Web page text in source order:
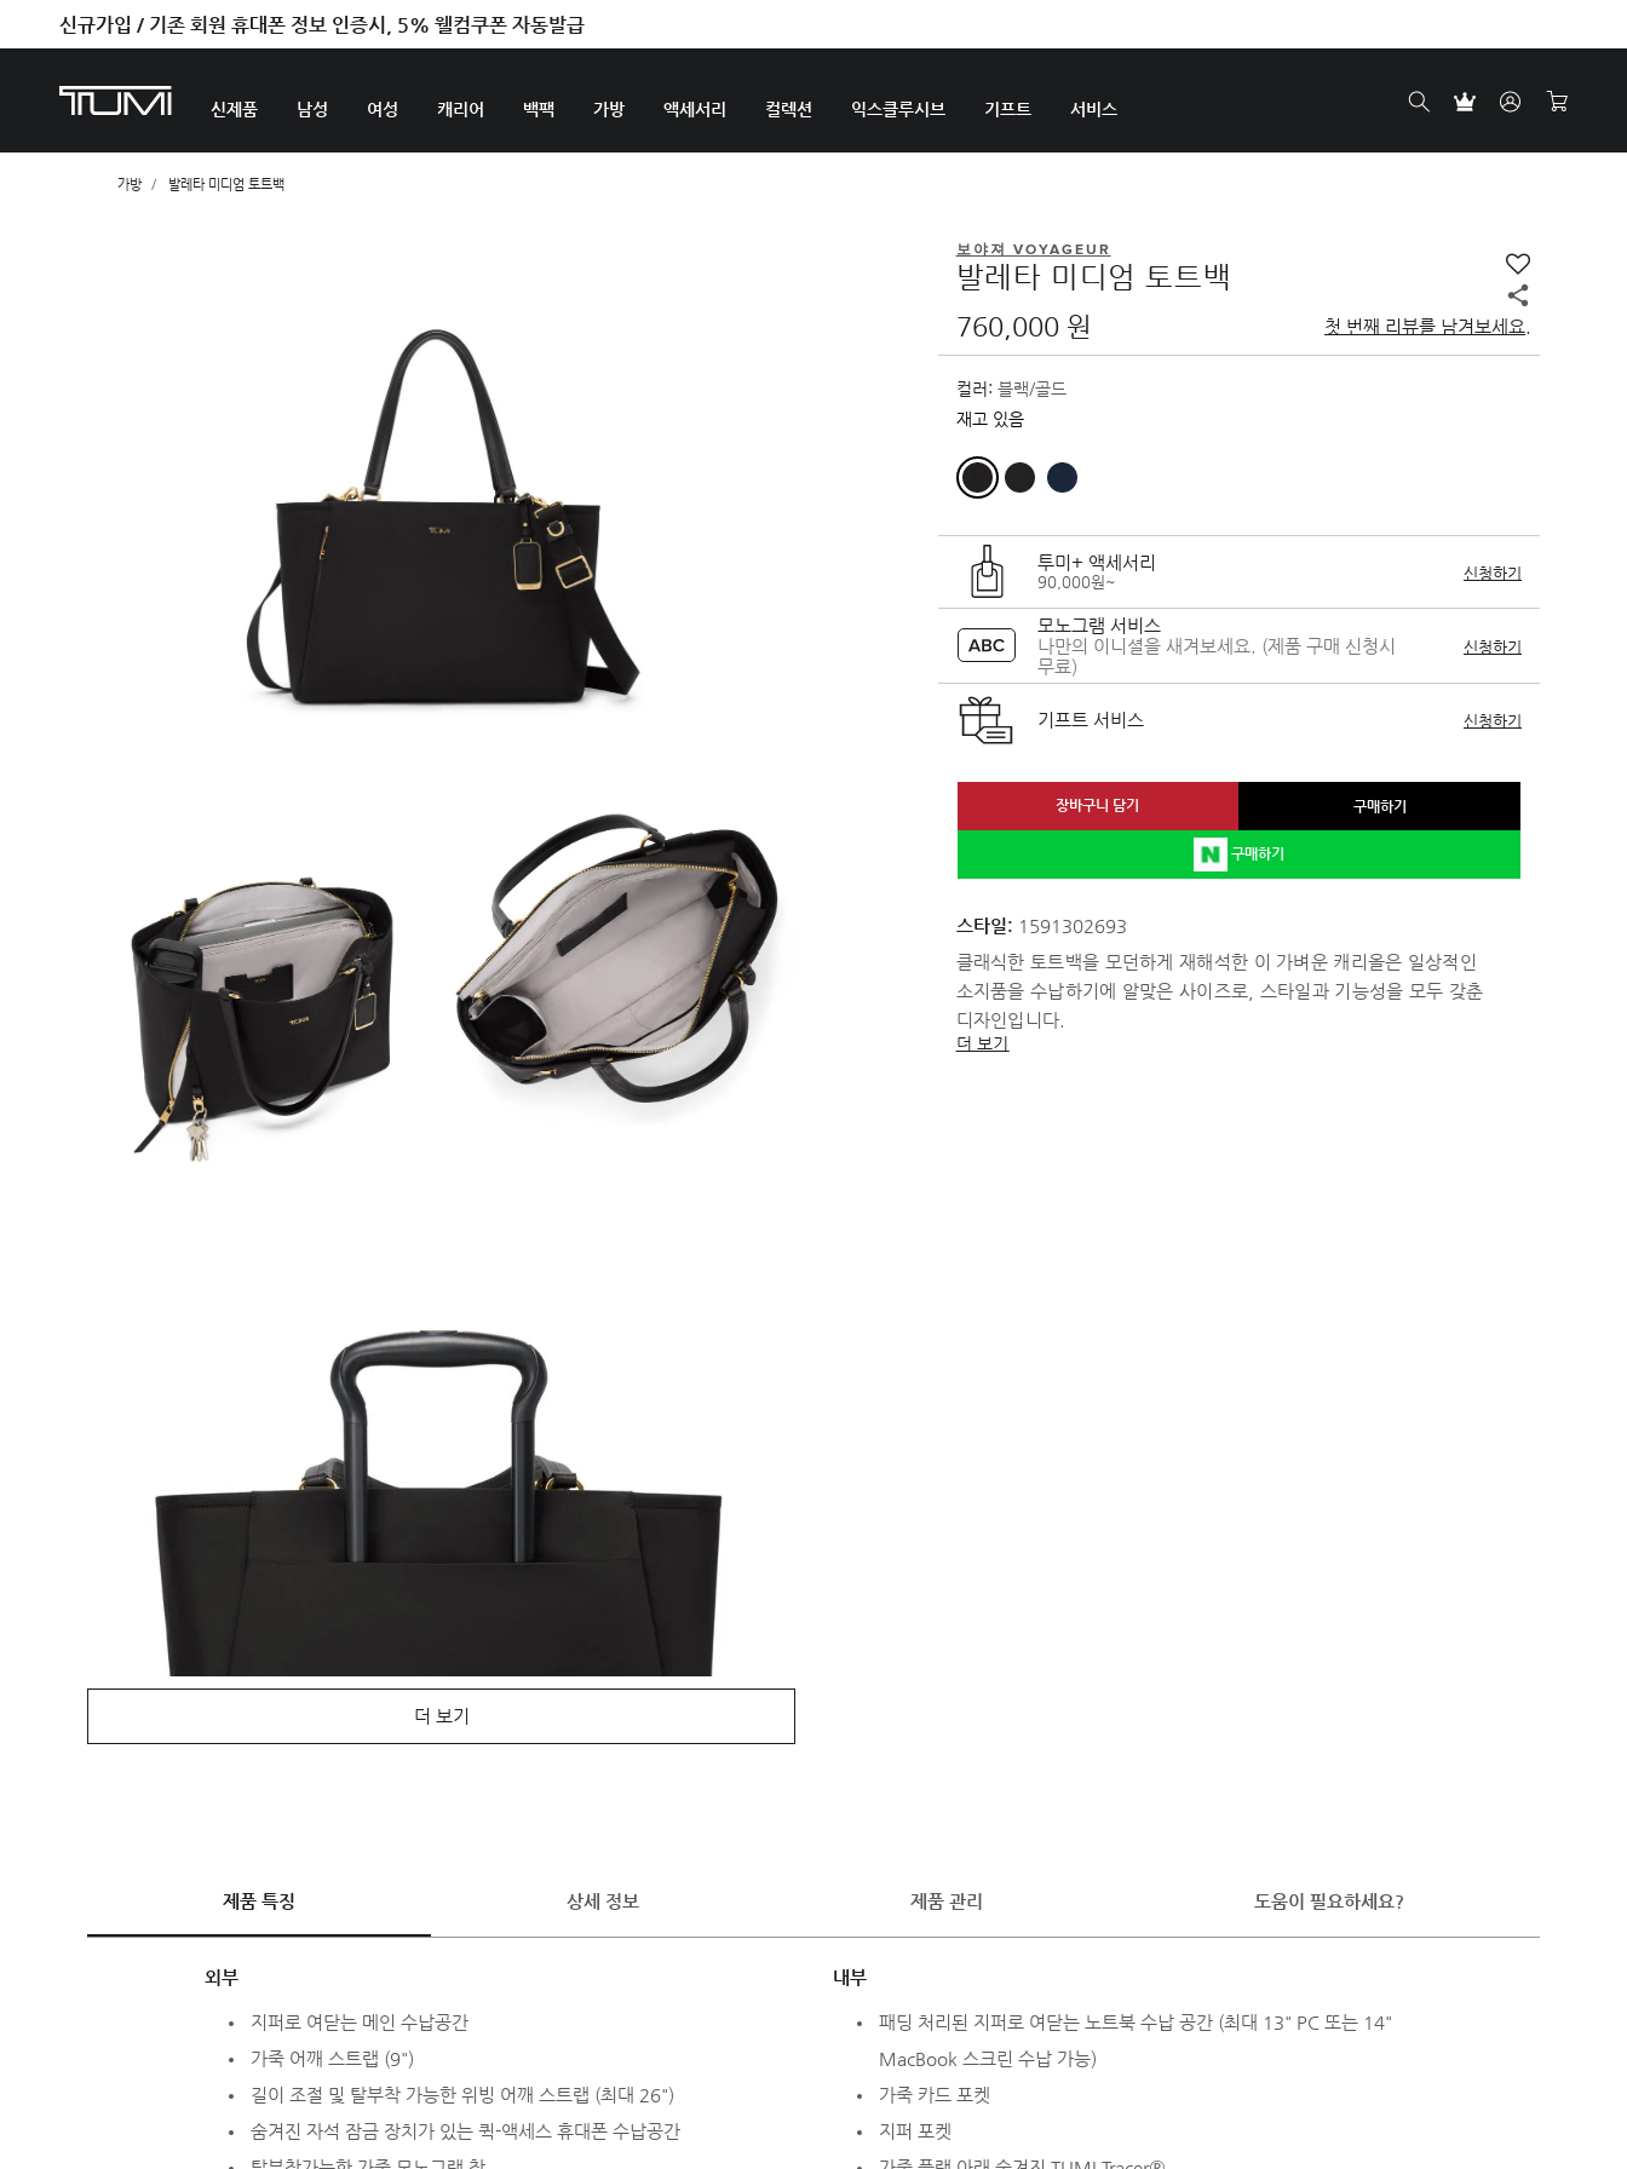
벤트라 컬렉션을 온라인에서만 단독으로 만나보세요.
신제품 남성 여성 캐리어 백팩 가방 액세서리 컬렉션 익스클루시브 기프트 서비스
가방 발레타 미디엄 토트백
더 보기
보야져 VOYAGEUR
발레타 미디엄 토트백
760,000 원 첫 번째 리뷰를 남겨보세요.
컬러: 블랙/골드
재고 있음
투미+ 액세서리
90,000원~ 신청하기
모노그램 서비스
나만의 이니셜을 새겨보세요. (제품 구매 신청시
무료)
신청하기
기프트 서비스 신청하기
장바구니 담기 구매하기
구매하기
스타일: 1591302693
클래식한 토트백을 모던하게 재해석한 이 가벼운 캐리올은 일상적인
소지품을 수납하기에 알맞은 사이즈로, 스타일과 기능성을 모두 갖춘
디자인입니다.
더 보기
제품 특징 상세 정보 제품 관리 도움이 필요하세요?
외부
지퍼로 여닫는 메인 수납공간
가죽 어깨 스트랩 (9")
길이 조절 및 탈부착 가능한 위빙 어깨 스트랩 (최대 26")
숨겨진 자석 잠금 장치가 있는 퀵-액세스 휴대폰 수납공간
내부
패딩 처리된 지퍼로 여닫는 노트북 수납 공간 (최대 13" PC 또는 14"
MacBook 스크린 수납 가능)
가죽 카드 포켓
지퍼 포켓